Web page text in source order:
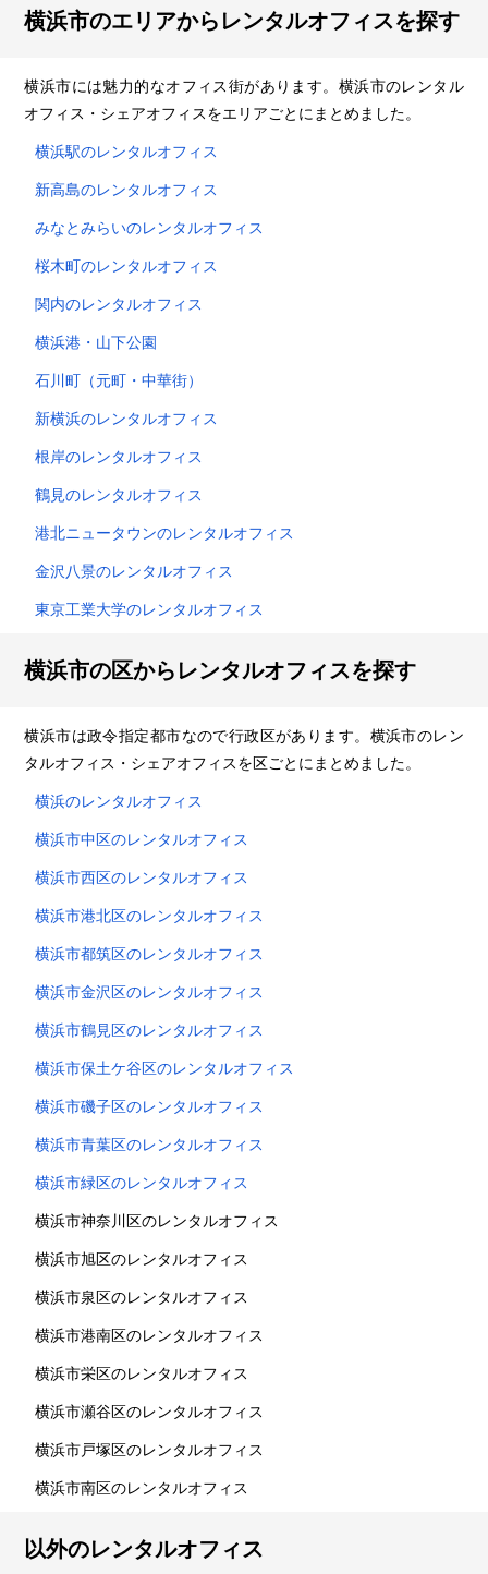
横浜市のエリアからレンタルオフィスを探す
横浜市には魅力的なオフィス街があります。横浜市のレンタル
オフィス・シェアオフィスをエリアごとにまとめました。
横浜駅のレンタルオフィス
新高島のレンタルオフィス
みなとみらいのレンタルオフィス
桜木町のレンタルオフィス
関内のレンタルオフィス
横浜港・山下公園
石川町（元町・中華街）
新横浜のレンタルオフィス
根岸のレンタルオフィス
鶴見のレンタルオフィス
港北ニュータウンのレンタルオフィス
金沢八景のレンタルオフィス
東京工業大学のレンタルオフィス
横浜市の区からレンタルオフィスを探す
横浜市は政令指定都市なので行政区があります。横浜市のレン
タルオフィス・シェアオフィスを区ごとにまとめました。
横浜のレンタルオフィス
横浜市中区のレンタルオフィス
横浜市西区のレンタルオフィス
横浜市港北区のレンタルオフィス
横浜市都筑区のレンタルオフィス
横浜市金沢区のレンタルオフィス
横浜市鶴見区のレンタルオフィス
横浜市保土ケ谷区のレンタルオフィス
横浜市磯子区のレンタルオフィス
横浜市青葉区のレンタルオフィス
横浜市緑区のレンタルオフィス
横浜市神奈川区のレンタルオフィス
横浜市旭区のレンタルオフィス
横浜市泉区のレンタルオフィス
横浜市港南区のレンタルオフィス
横浜市栄区のレンタルオフィス
横浜市瀬谷区のレンタルオフィス
横浜市戸塚区のレンタルオフィス
横浜市南区のレンタルオフィス
以外のレンタルオフィス